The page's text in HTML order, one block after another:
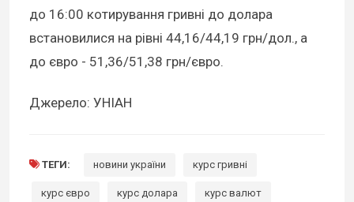
до 16:00 котирування гривні до долара
встановилися на рівні 44,16/44,19 грн/дол., а
до євро - 51,36/51,38 грн/євро.
Джерело: УНІАН
ТЕГИ: новини україни курс гривні
курс євро курс долара курс валют